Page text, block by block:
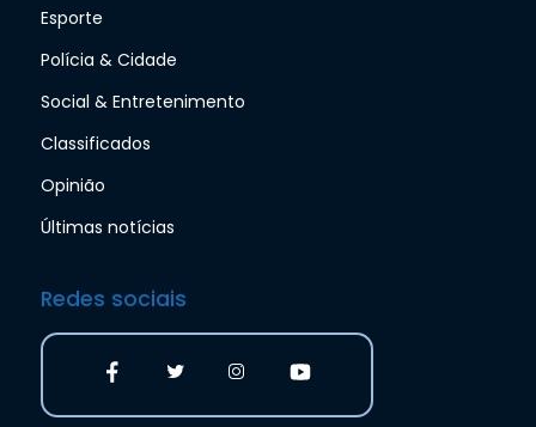
Esporte
Polícia & Cidade
Social & Entretenimento
Classificados
Opinião
Últimas notícias
Redes sociais